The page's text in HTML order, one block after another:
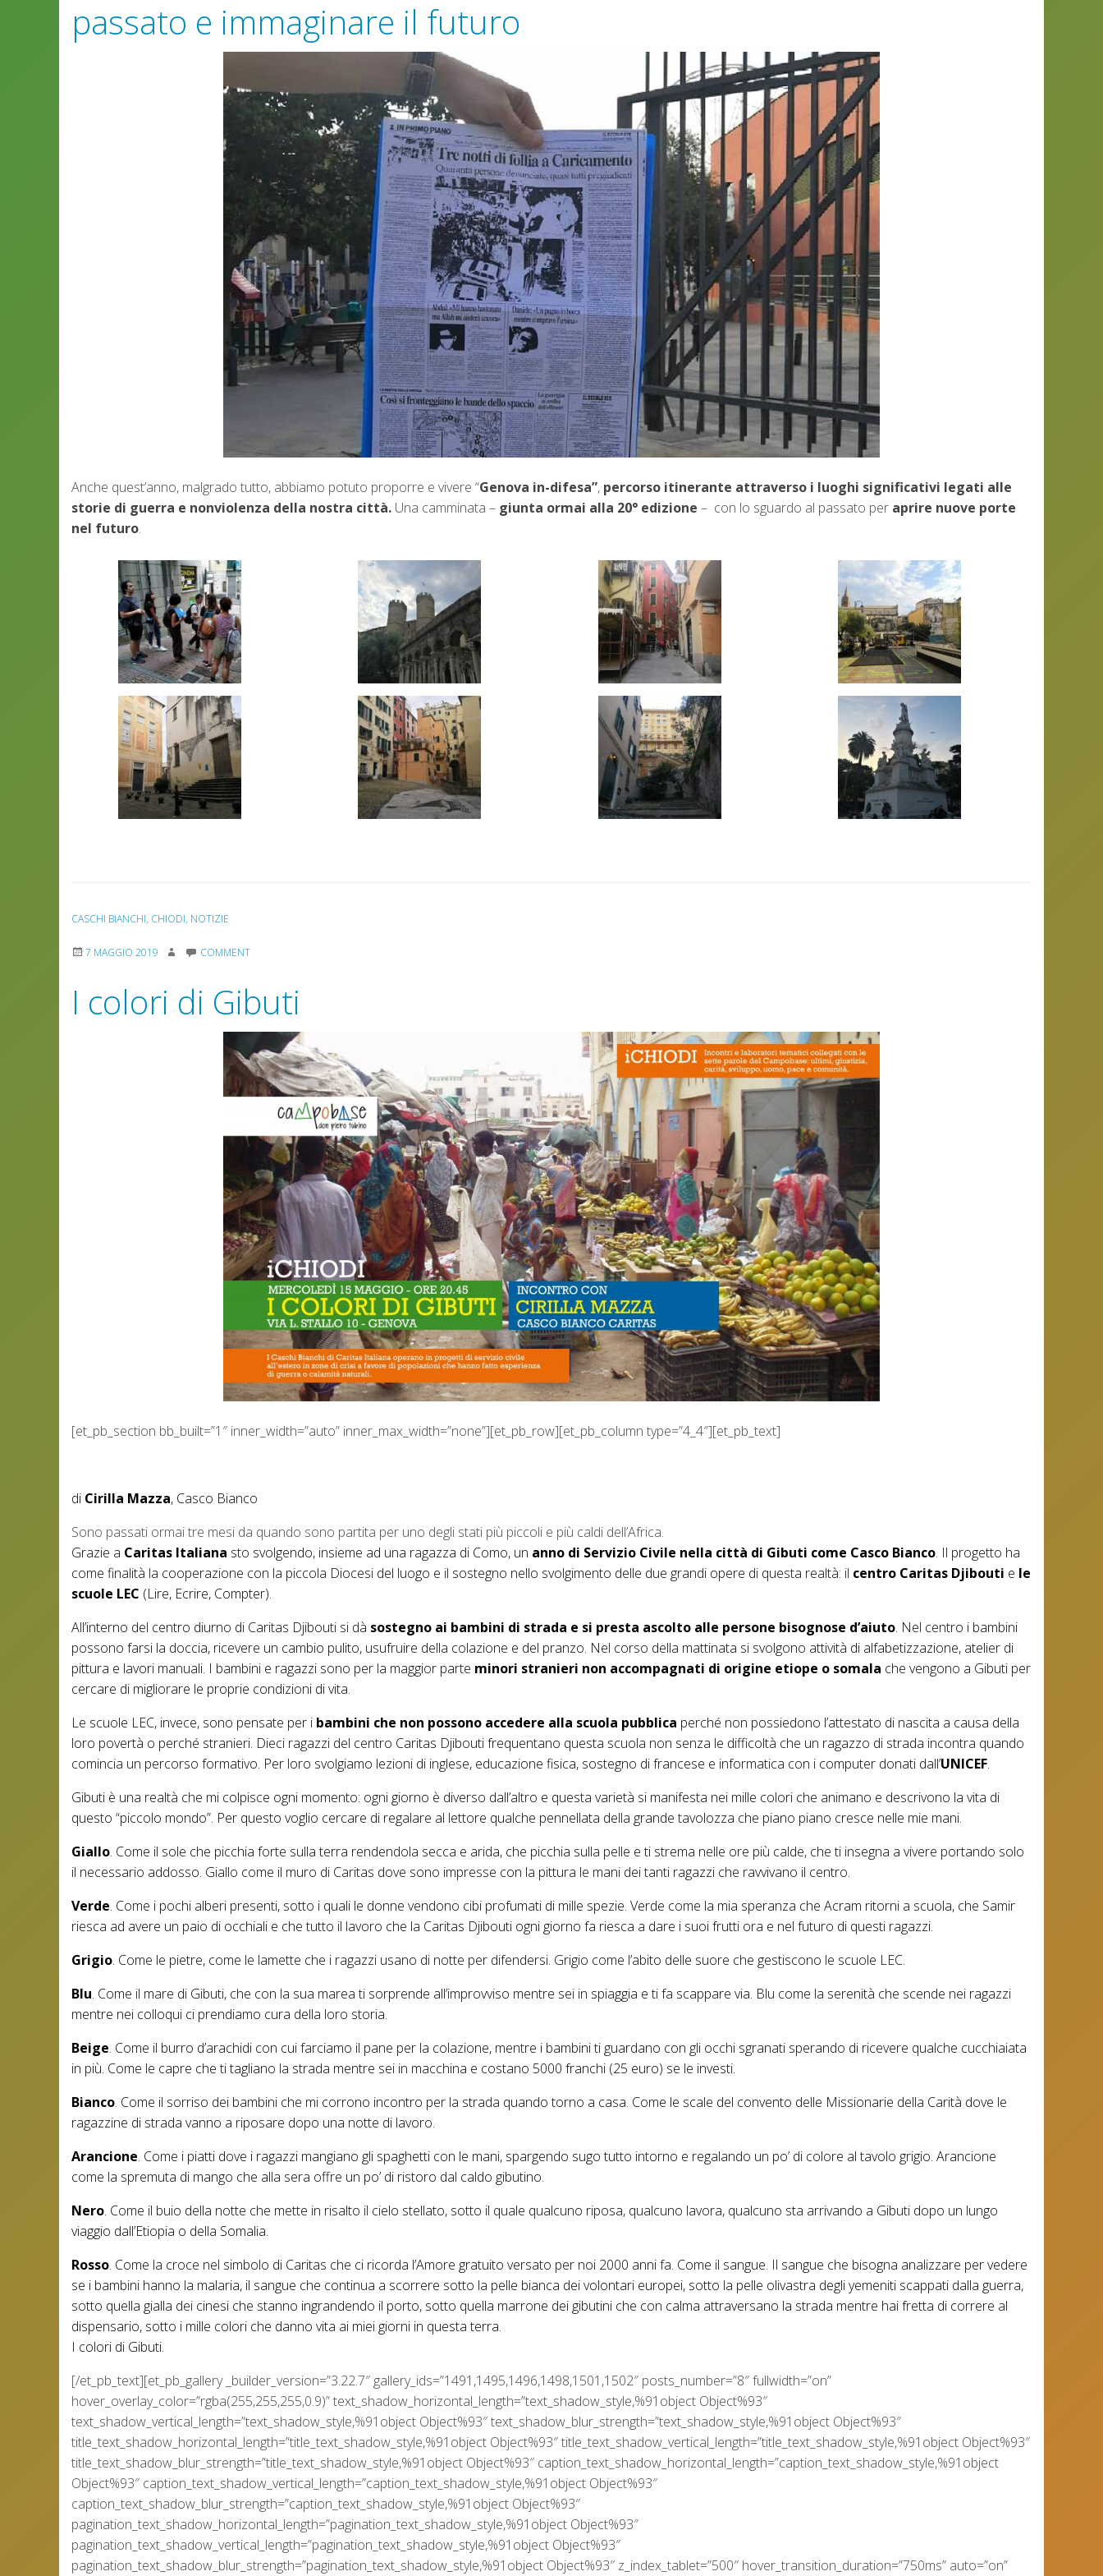
passato e immaginare il futuro
Anche quest’anno, malgrado tutto, abbiamo potuto proporre e vivere “Genova in-difesa”, percorso itinerante attraverso i luoghi significativi legati alle
storie di guerra e nonviolenza della nostra città. Una camminata – giunta ormai alla 20° edizione – con lo sguardo al passato per aprire nuove porte
nel futuro.
CASCHI BIANCHI, CHIODI, NOTIZIE
7 MAGGIO 2019 COMMENT
I colori di Gibuti
[et_pb_section bb_built=”1″ inner_width=”auto” inner_max_width=”none”][et_pb_row][et_pb_column type=”4_4″][et_pb_text]
di Cirilla Mazza, Casco Bianco
Sono passati ormai tre mesi da quando sono partita per uno degli stati più piccoli e più caldi dell’Africa.
Grazie a Caritas Italiana sto svolgendo, insieme ad una ragazza di Como, un anno di Servizio Civile nella città di Gibuti come Casco Bianco. Il progetto ha
come finalità la cooperazione con la piccola Diocesi del luogo e il sostegno nello svolgimento delle due grandi opere di questa realtà: il centro Caritas Djibouti e le
scuole LEC (Lire, Ecrire, Compter).
All’interno del centro diurno di Caritas Djibouti si dà sostegno ai bambini di strada e si presta ascolto alle persone bisognose d’aiuto. Nel centro i bambini
possono farsi la doccia, ricevere un cambio pulito, usufruire della colazione e del pranzo. Nel corso della mattinata si svolgono attività di alfabetizzazione, atelier di
pittura e lavori manuali. I bambini e ragazzi sono per la maggior parte minori stranieri non accompagnati di origine etiope o somala che vengono a Gibuti per
cercare di migliorare le proprie condizioni di vita.
Le scuole LEC, invece, sono pensate per i bambini che non possono accedere alla scuola pubblica perché non possiedono l’attestato di nascita a causa della
loro povertà o perché stranieri. Dieci ragazzi del centro Caritas Djibouti frequentano questa scuola non senza le difficoltà che un ragazzo di strada incontra quando
comincia un percorso formativo. Per loro svolgiamo lezioni di inglese, educazione fisica, sostegno di francese e informatica con i computer donati dall’UNICEF.
Gibuti è una realtà che mi colpisce ogni momento: ogni giorno è diverso dall’altro e questa varietà si manifesta nei mille colori che animano e descrivono la vita di
questo “piccolo mondo”. Per questo voglio cercare di regalare al lettore qualche pennellata della grande tavolozza che piano piano cresce nelle mie mani.
Giallo. Come il sole che picchia forte sulla terra rendendola secca e arida, che picchia sulla pelle e ti strema nelle ore più calde, che ti insegna a vivere portando solo
il necessario addosso. Giallo come il muro di Caritas dove sono impresse con la pittura le mani dei tanti ragazzi che ravvivano il centro.
Verde. Come i pochi alberi presenti, sotto i quali le donne vendono cibi profumati di mille spezie. Verde come la mia speranza che Acram ritorni a scuola, che Samir
riesca ad avere un paio di occhiali e che tutto il lavoro che la Caritas Djibouti ogni giorno fa riesca a dare i suoi frutti ora e nel futuro di questi ragazzi.
Grigio. Come le pietre, come le lamette che i ragazzi usano di notte per difendersi. Grigio come l’abito delle suore che gestiscono le scuole LEC.
Blu. Come il mare di Gibuti, che con la sua marea ti sorprende all’improvviso mentre sei in spiaggia e ti fa scappare via. Blu come la serenità che scende nei ragazzi
mentre nei colloqui ci prendiamo cura della loro storia.
Beige. Come il burro d’arachidi con cui farciamo il pane per la colazione, mentre i bambini ti guardano con gli occhi sgranati sperando di ricevere qualche cucchiaiata
in più. Come le capre che ti tagliano la strada mentre sei in macchina e costano 5000 franchi (25 euro) se le investi.
Bianco. Come il sorriso dei bambini che mi corrono incontro per la strada quando torno a casa. Come le scale del convento delle Missionarie della Carità dove le
ragazzine di strada vanno a riposare dopo una notte di lavoro.
Arancione. Come i piatti dove i ragazzi mangiano gli spaghetti con le mani, spargendo sugo tutto intorno e regalando un po’ di colore al tavolo grigio. Arancione
come la spremuta di mango che alla sera offre un po’ di ristoro dal caldo gibutino.
Nero. Come il buio della notte che mette in risalto il cielo stellato, sotto il quale qualcuno riposa, qualcuno lavora, qualcuno sta arrivando a Gibuti dopo un lungo
viaggio dall’Etiopia o della Somalia.
Rosso. Come la croce nel simbolo di Caritas che ci ricorda l’Amore gratuito versato per noi 2000 anni fa. Come il sangue. Il sangue che bisogna analizzare per vedere
se i bambini hanno la malaria, il sangue che continua a scorrere sotto la pelle bianca dei volontari europei, sotto la pelle olivastra degli yemeniti scappati dalla guerra,
sotto quella gialla dei cinesi che stanno ingrandendo il porto, sotto quella marrone dei gibutini che con calma attraversano la strada mentre hai fretta di correre al
dispensario, sotto i mille colori che danno vita ai miei giorni in questa terra.
I colori di Gibuti.
[/et_pb_text][et_pb_gallery _builder_version=”3.22.7″ gallery_ids=”1491,1495,1496,1498,1501,1502″ posts_number=”8″ fullwidth=”on”
hover_overlay_color=”rgba(255,255,255,0.9)” text_shadow_horizontal_length=”text_shadow_style,%91object Object%93″
text_shadow_vertical_length=”text_shadow_style,%91object Object%93″ text_shadow_blur_strength=”text_shadow_style,%91object Object%93″
title_text_shadow_horizontal_length=”title_text_shadow_style,%91object Object%93″ title_text_shadow_vertical_length=”title_text_shadow_style,%91object Object%93″
title_text_shadow_blur_strength=”title_text_shadow_style,%91object Object%93″ caption_text_shadow_horizontal_length=”caption_text_shadow_style,%91object
Object%93″ caption_text_shadow_vertical_length=”caption_text_shadow_style,%91object Object%93″
caption_text_shadow_blur_strength=”caption_text_shadow_style,%91object Object%93″
pagination_text_shadow_horizontal_length=”pagination_text_shadow_style,%91object Object%93″
pagination_text_shadow_vertical_length=”pagination_text_shadow_style,%91object Object%93″
pagination_text_shadow_blur_strength=”pagination_text_shadow_style,%91object Object%93″ z_index_tablet=”500″ hover_transition_duration=”750ms” auto=”on”